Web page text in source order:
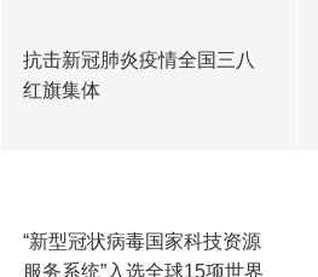
抗击新冠肺炎疫情全国三八
红旗集体
“新型冠状病毒国家科技资源
服务系统”入选全球15项世界